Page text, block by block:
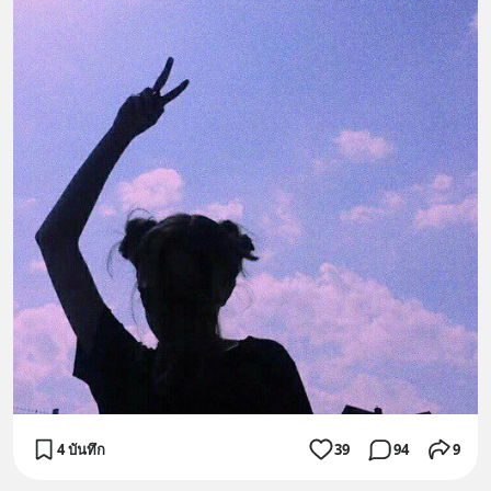
4 บันทึก 39 94 9